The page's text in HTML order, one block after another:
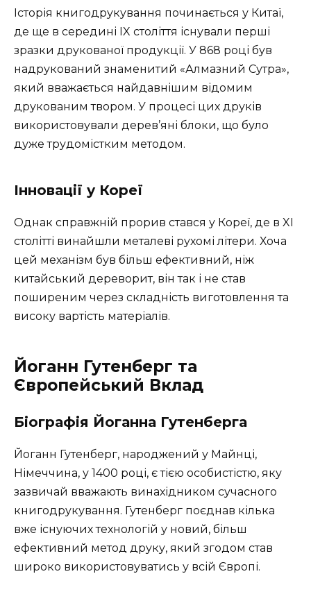
Історія книгодрукування починається у Китаї,
де ще в середині IX століття існували перші
зразки друкованої продукції. У 868 році був
надрукований знаменитий «Алмазний Сутра»,
який вважається найдавнішим відомим
друкованим твором. У процесі цих друків
використовували дерев’яні блоки, що було
дуже трудомістким методом.
Інновації у Кореї
Однак справжній прорив стався у Кореї, де в XI
столітті винайшли металеві рухомі літери. Хоча
цей механізм був більш ефективний, ніж
китайський дереворит, він так і не став
поширеним через складність виготовлення та
високу вартість матеріалів.
Йоганн Гутенберг та
Європейський Вклад
Біографія Йоганна Гутенберга
Йоганн Гутенберг, народжений у Майнці,
Німеччина, у 1400 році, є тією особистістю, яку
зазвичай вважають винахідником сучасного
книгодрукування. Гутенберг поєднав кілька
вже існуючих технологій у новий, більш
ефективний метод друку, який згодом став
широко використовуватись у всій Європі.